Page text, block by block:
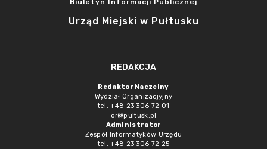
Biuletyn Informacji Publicznej
Urząd Miejski w Pułtusku
REDAKCJA
Redaktor Naczelny
Wydział Organizacjyjny
tel. +48 23 306 72 01
or@pultusk.pl
Administrator
Zespół Informatyków Urzędu
tel. +48 23 306 72 25